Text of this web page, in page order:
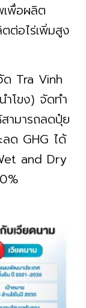
เพื่อผลิต
ต่อไร่เพิ่มสูง
Tra Vinh
ำโขง) จัดทำ
สามารถลดปุ๋ย
ด GHG ได้
and Dry